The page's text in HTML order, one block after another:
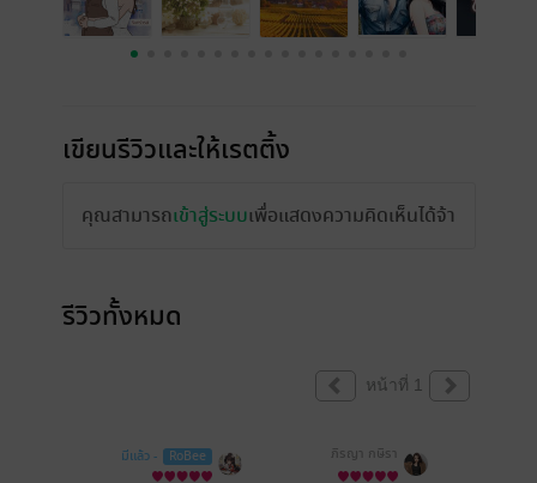
เขียนรีวิวและให้เรตติ้ง
คุณสามารถเข้าสู่ระบบเพื่อแสดงความคิดเห็นได้จ้า
รีวิวทั้งหมด
หน้าที่ 1
มีแล้ว - RoBee ภิรญา กษิรา